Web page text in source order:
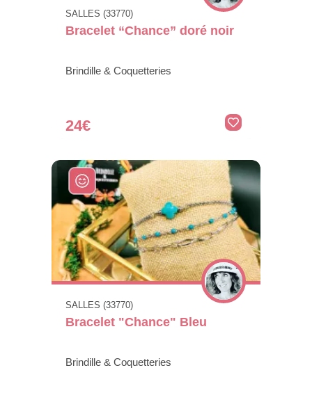
SALLES (33770)
Bracelet “Chance” doré noir
Brindille & Coquetteries
24€
SALLES (33770)
Bracelet "Chance" Bleu
Brindille & Coquetteries